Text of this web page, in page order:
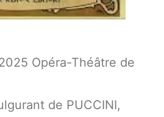
Opéra-Théâtre de
de PUCCINI,